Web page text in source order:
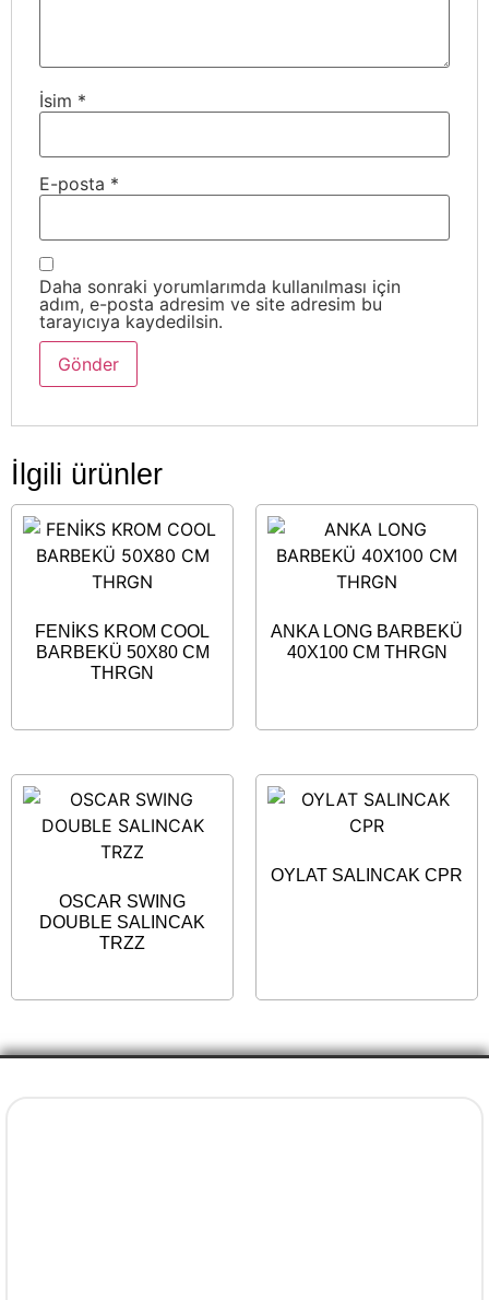
İsim *
E-posta *
Daha sonraki yorumlarımda kullanılması için
adım, e-posta adresim ve site adresim bu
tarayıcıya kaydedilsin.
İlgili ürünler
FENİKS KROM COOL
BARBEKÜ 50X80 CM
THRGN
ANKA LONG BARBEKÜ
40X100 CM THRGN
OSCAR SWING
DOUBLE SALINCAK
TRZZ
OYLAT SALINCAK CPR